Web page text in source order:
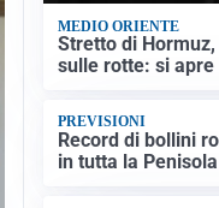
MEDIO ORIENTE
Stretto di
sulle rotte: si
PREVISIONI
Record di bollini
in tutta la Penisola